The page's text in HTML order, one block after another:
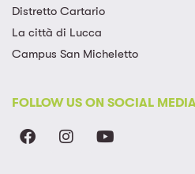
Distretto Cartario
La città di Lucca
Campus San Micheletto
FOLLOW US ON SOCIAL